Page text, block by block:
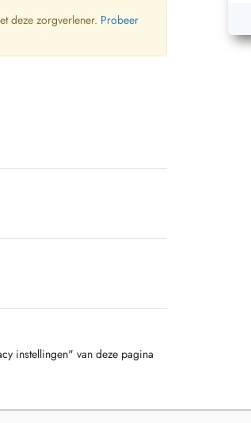
deze zorgverlener. Probeer
instellingen" van deze pagina